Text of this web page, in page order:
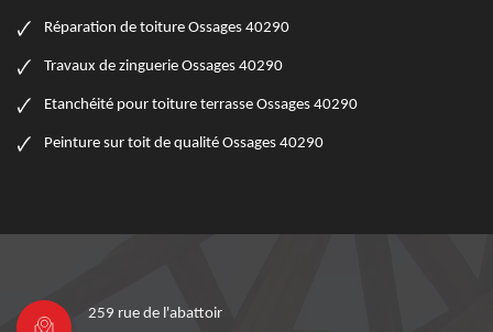
Réparation de toiture Ossages 40290
Travaux de zinguerie Ossages 40290
Etanchéité pour toiture terrasse Ossages 40290
Peinture sur toit de qualité Ossages 40290
259 rue de l'abattoir